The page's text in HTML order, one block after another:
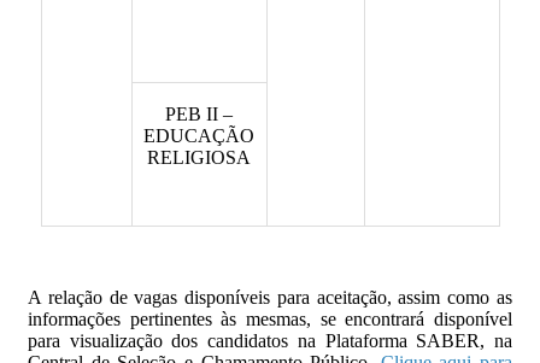
PEB II –
EDUCAÇÃO
RELIGIOSA
A relação de vagas disponíveis para aceitação, assim como as
informações pertinentes às mesmas, se encontrará disponível
para visualização dos candidatos na Plataforma SABER, na